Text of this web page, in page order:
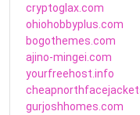
cryptoglax.com
ohiohobbyplus.com
bogothemes.com
ajino-mingei.com
yourfreehost.info
gurjoshhomes.com